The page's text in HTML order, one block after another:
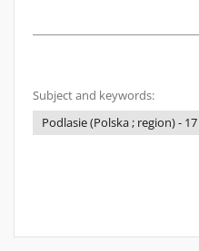
Subject and keywords:
Podlasie (Polska ; region) -